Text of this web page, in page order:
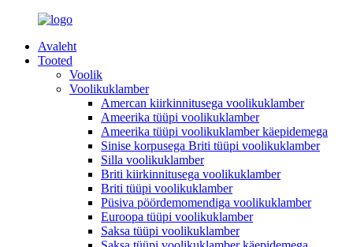
Avaleht
Tooted
Voolik
Voolikuklamber
Amercan kiirkinnitusega voolikuklamber
Ameerika tüüpi voolikuklamber
Ameerika tüüpi voolikuklamber käepidemega
Sinise korpusega Briti tüüpi voolikuklamber
Silla voolikuklamber
Briti kiirkinnitusega voolikuklamber
Briti tüüpi voolikuklamber
Püsiva pöördemomendiga voolikuklamber
Euroopa tüüpi voolikuklamber
Saksa tüüpi voolikuklamber